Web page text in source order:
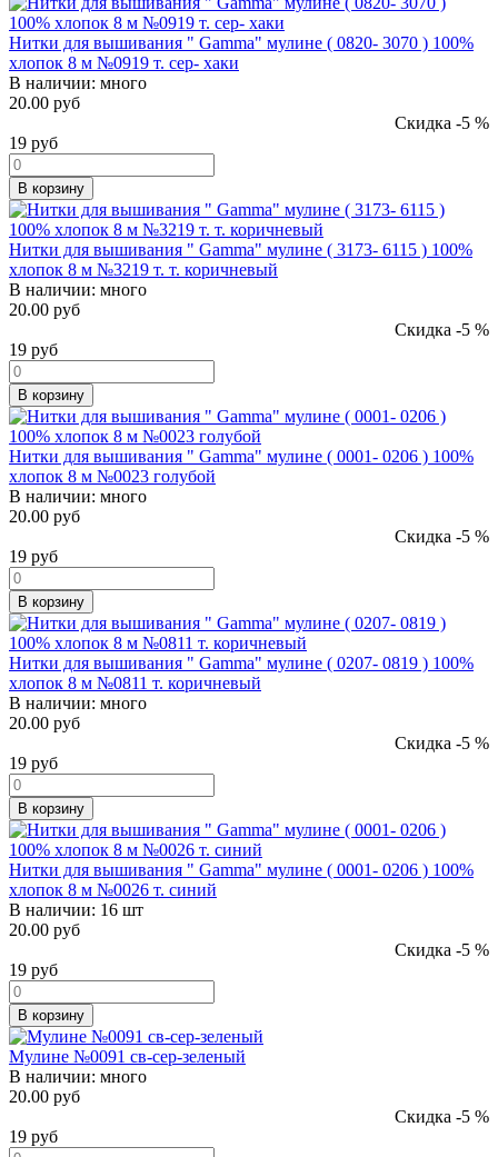
Нитки для вышивания " Gamma" мулине ( 0820- 3070 ) 100%
хлопок 8 м №0919 т. сер- хаки
В наличии: много
20.00 руб
Скидка -5 %
19 руб
В корзину
Нитки для вышивания " Gamma" мулине ( 3173- 6115 ) 100%
хлопок 8 м №3219 т. т. коричневый
В наличии: много
20.00 руб
Скидка -5 %
19 руб
В корзину
Нитки для вышивания " Gamma" мулине ( 0001- 0206 ) 100%
хлопок 8 м №0023 голубой
В наличии: много
20.00 руб
Скидка -5 %
19 руб
В корзину
Нитки для вышивания " Gamma" мулине ( 0207- 0819 ) 100%
хлопок 8 м №0811 т. коричневый
В наличии: много
20.00 руб
Скидка -5 %
19 руб
В корзину
Нитки для вышивания " Gamma" мулине ( 0001- 0206 ) 100%
хлопок 8 м №0026 т. синий
В наличии: 16 шт
20.00 руб
Скидка -5 %
19 руб
В корзину
Мулине №0091 св-сер-зеленый
В наличии: много
20.00 руб
Скидка -5 %
19 руб